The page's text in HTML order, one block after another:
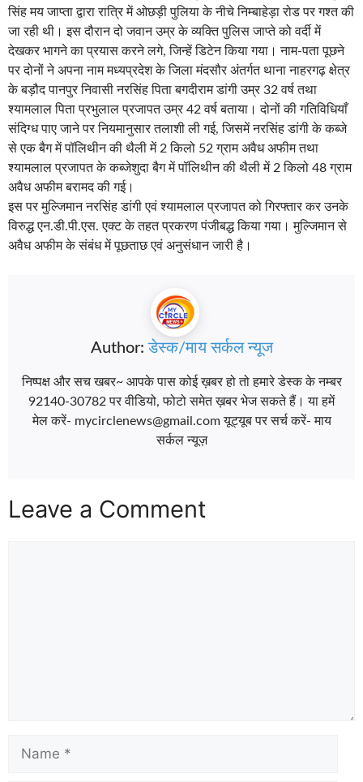
सिंह मय जाप्ता द्वारा रात्रि में ओछड़ी पुलिया के नीचे निम्बाहेड़ा रोड पर गश्त की
जा रही थी। इस दौरान दो जवान उम्र के व्यक्ति पुलिस जाप्ते को वर्दी में
देखकर भागने का प्रयास करने लगे, जिन्हें डिटेन किया गया। नाम-पता पूछने
पर दोनों ने अपना नाम मध्यप्रदेश के जिला मंदसौर अंतर्गत थाना नाहरगढ़ क्षेत्र
के बड़ौद पानपुर निवासी नरसिंह पिता बगदीराम डांगी उम्र 32 वर्ष तथा
श्यामलाल पिता प्रभुलाल प्रजापत उम्र 42 वर्ष बताया। दोनों की गतिविधियाँ
संदिग्ध पाए जाने पर नियमानुसार तलाशी ली गई, जिसमें नरसिंह डांगी के कब्जे
से एक बैग में पॉलिथीन की थैली में 2 किलो 52 ग्राम अवैध अफीम तथा
श्यामलाल प्रजापत के कब्जेशुदा बैग में पॉलिथीन की थैली में 2 किलो 48 ग्राम
अवैध अफीम बरामद की गई।
इस पर मुल्जिमान नरसिंह डांगी एवं श्यामलाल प्रजापत को गिरफ्तार कर उनके
विरुद्ध एन.डी.पी.एस. एक्ट के तहत प्रकरण पंजीबद्ध किया गया। मुल्जिमान से
अवैध अफीम के संबंध में पूछताछ एवं अनुसंधान जारी है।
Author:डेस्क/माय सर्कल न्यूज
निष्पक्ष और सच खबर~ आपके पास कोई ख़बर हो तो हमारे डेस्क के नम्बर
92140-30782 पर वीडियो, फोटो समेत ख़बर भेज सकते हैं। या हमें
मेल करें- mycirclenews@gmail.com यूट्यूब पर सर्च करें- माय
सर्कल न्यूज़
Leave a Comment